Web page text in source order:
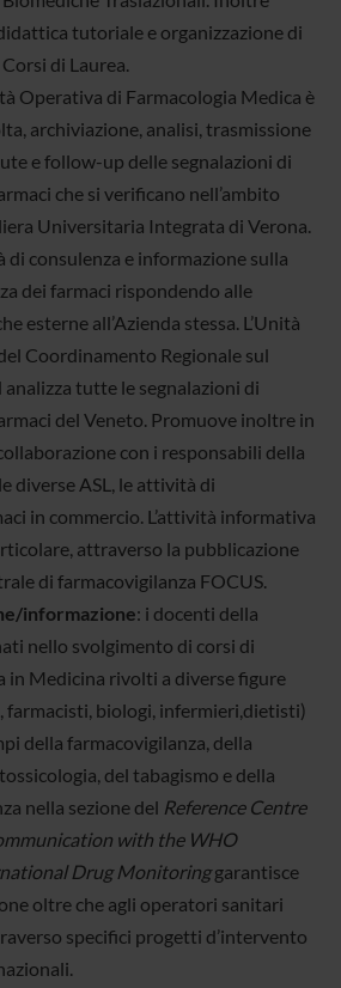
tutoriale e organizzazione di
di Laurea.
Operativa di Farmacologia Medica è
archiviazione, analisi, trasmissione
e follow-up delle segnalazioni di
che si verificano nell’ambito
Universitaria Integrata di Verona.
consulenza e informazione sulla
dei farmaci rispondendo alle
esterne all’Azienda stessa. L’Unità
Coordinamento Regionale sul
analizza tutte le segnalazioni di
del Veneto. Promuove inoltre in
con i responsabili della
diverse ASL, le attività di
in commercio. L’attività informativa
attraverso la pubblicazione
di farmacovigilanza FOCUS.
informazione: i docenti della
nello svolgimento di corsi di
in Medicina rivolti a diverse figure
farmacisti, biologi, infermieri,dietisti)
della farmacovigilanza, della
del tabagismo e della
nella sezione del Reference Centre
with the WHO
Drug Monitoringgarantisce
oltre che agli operatori sanitari
specifici progetti d’intervento